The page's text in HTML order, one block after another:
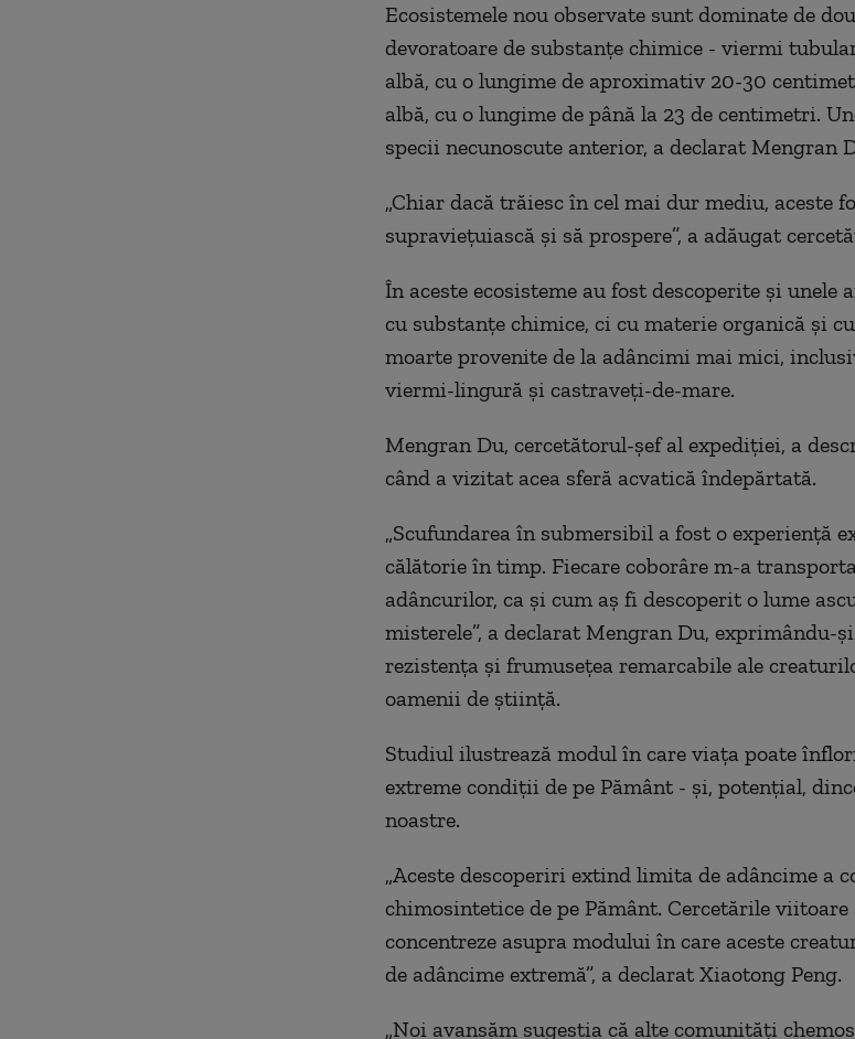
Ecosistemele nou observate sunt dominate de
devoratoare de substanţe chimice - viermi
albă, cu o lungime de aproximativ 20-30
albă, cu o lungime de până la 23 de centimetri.
specii necunoscute anterior, a declarat Mengran
„Chiar dacă trăiesc în cel mai dur mediu, aceste
supravieţuiască şi să prospere”, a adăugat
În aceste ecosisteme au fost descoperite şi unele
cu substanţe chimice, ci cu materie organică şi
moarte provenite de la adâncimi mai mici,
viermi-lingură şi castraveţi-de-mare.
Mengran Du, cercetătorul-şef al expediţiei, a
când a vizitat acea sferă acvatică îndepărtată.
„Scufundarea în submersibil a fost o experienţă
călătorie în timp. Fiecare coborâre m-a
adâncurilor, ca şi cum aş fi descoperit o lume
misterele”, a declarat Mengran Du, exprimându-
rezistenţa şi frumuseţea remarcabile ale
oamenii de ştiinţă.
Studiul ilustrează modul în care viaţa poate
extreme condiţii de pe Pământ - şi, potenţial,
noastre.
„Aceste descoperiri extind limita de adâncime a
chimosintetice de pe Pământ. Cercetările
concentreze asupra modului în care aceste
de adâncime extremă”, a declarat Xiaotong Peng.
„Noi avansăm sugestia că alte comunităţi